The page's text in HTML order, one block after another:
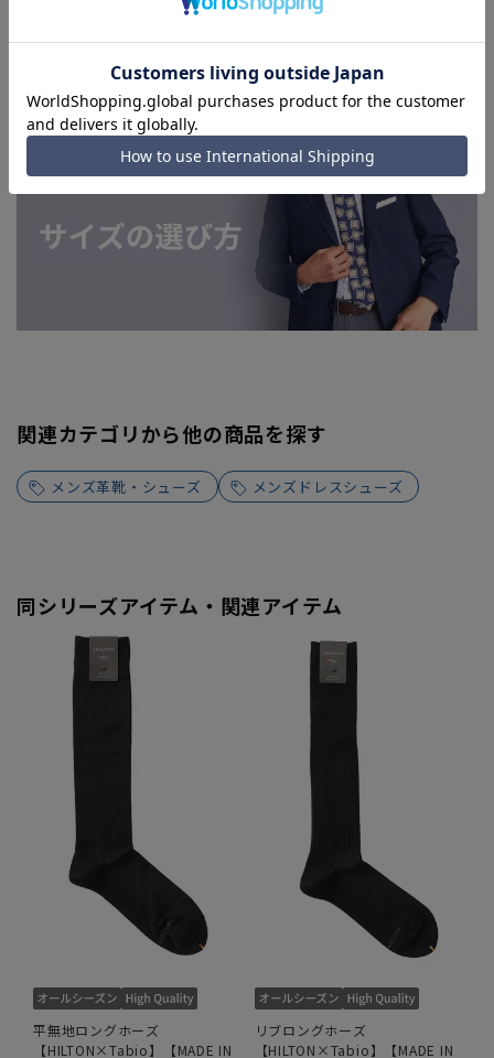
を完了できない場合がございます。予めご了承ください。
■お急ぎ発送のご注文につきましても、ご注文のタイミングに
よってはお急ぎ発送サービスを選択できない場合がございま
す。
関連カテゴリから他の商品を探す
メンズ革靴・シューズ メンズドレスシューズ
同シリーズアイテム・関連アイテム
平無地ロングホーズ
【HILTON×Tabio】【MADE IN
リブロングホーズ
【HILTON×Tabio】【MADE IN